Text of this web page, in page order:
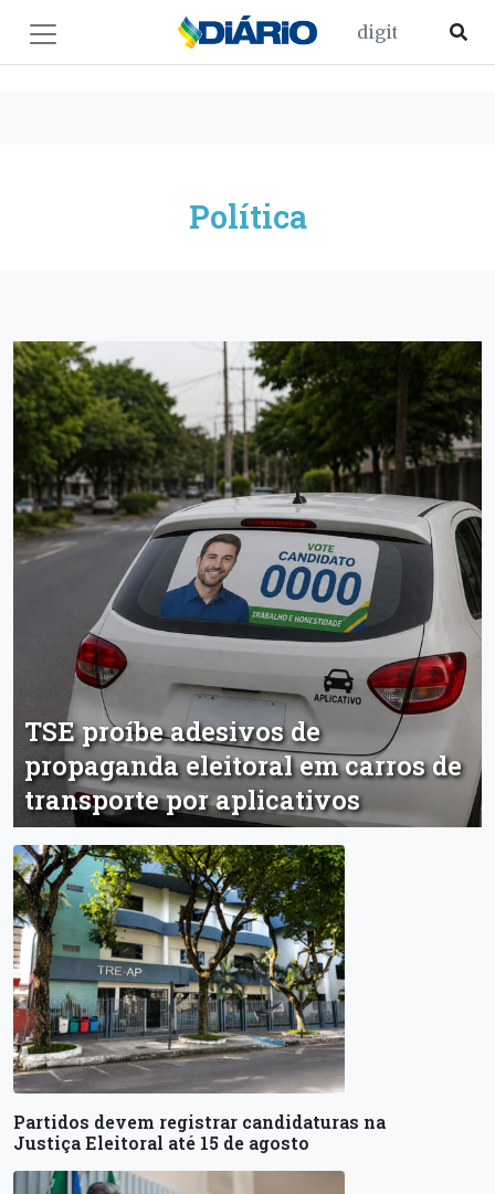
Política
TSE proíbe adesivos de
propaganda eleitoral em carros de
transporte por aplicativos
Partidos devem registrar candidaturas na
Justiça Eleitoral até 15 de agosto